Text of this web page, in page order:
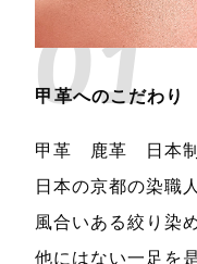
01
甲革へのこだわり
甲革 鹿革 日本
日本の京都の染職
風合いある絞り染
他にはない一足を